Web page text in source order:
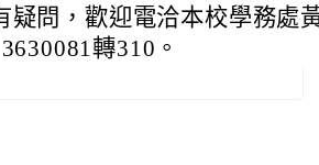
疑問，歡迎電洽本校學務處
轉310。